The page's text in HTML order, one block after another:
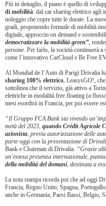
Più in dettaglio, il piano è quello di
di mobilità: dal car sharing elettrico agli
noleggio che copre tutte le durate. La
gradi, proponendo formule di mobilità
digitale, approccio on demand e
democratizzare la mobilità green”,
persone. Per farlo, la società continuerà
come l’innovativo CarCloud e Be Free
Al Mondial de l’Auto di Parigi Drivalia
sharing 100% elettrico, LeasysGO!,
sottolinea che il servizio, già attivo a
elettriche in modalità free floating (a
mesi esordirà in Francia, per poi essere
“Il Gruppo FCA Bank sta vivendo
metà del 2023, quando Crédit Agricole
azionista, previa autorizzazione delle
parte oggi con la presentazione di
Bank e Chairman di Drivalia. “Grazie
un’estesa presenza internazionale,
della mobilità del domani, destinata a
La nota stampa ricorda poi che ad oggi
Francia, Regno Unito, Spagna,
anche in Germania, Paesi Bassi, Belgio,